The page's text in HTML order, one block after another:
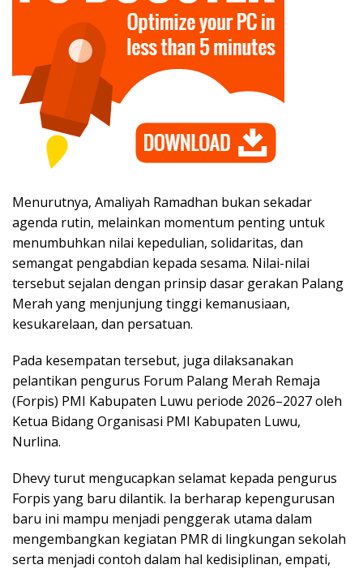
Menurutnya, Amaliyah Ramadhan bukan sekadar
agenda rutin, melainkan momentum penting untuk
menumbuhkan nilai kepedulian, solidaritas, dan
semangat pengabdian kepada sesama. Nilai-nilai
tersebut sejalan dengan prinsip dasar gerakan Palang
Merah yang menjunjung tinggi kemanusiaan,
kesukarelaan, dan persatuan.
Pada kesempatan tersebut, juga dilaksanakan
pelantikan pengurus Forum Palang Merah Remaja
(Forpis) PMI Kabupaten Luwu periode 2026–2027 oleh
Ketua Bidang Organisasi PMI Kabupaten Luwu,
Nurlina.
Dhevy turut mengucapkan selamat kepada pengurus
Forpis yang baru dilantik. Ia berharap kepengurusan
baru ini mampu menjadi penggerak utama dalam
mengembangkan kegiatan PMR di lingkungan sekolah
serta menjadi contoh dalam hal kedisiplinan, empati,